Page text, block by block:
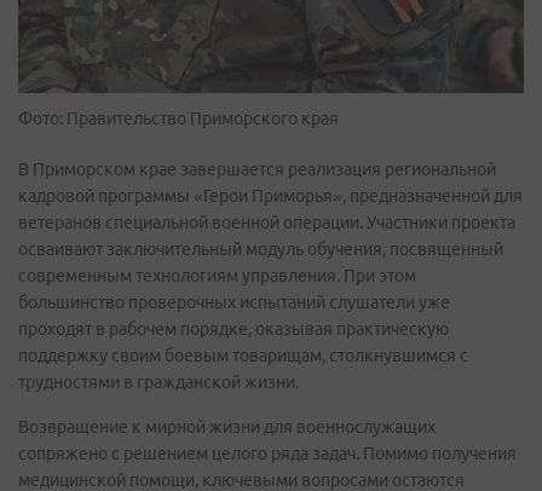
Фото: Правительство Приморского края
В Приморском крае завершается реализация региональной
кадровой программы «Герои Приморья», предназначенной для
ветеранов специальной военной операции. Участники проекта
осваивают заключительный модуль обучения, посвященный
современным технологиям управления. При этом
большинство проверочных испытаний слушатели уже
проходят в рабочем порядке, оказывая практическую
поддержку своим боевым товарищам, столкнувшимся с
трудностями в гражданской жизни.
Возвращение к мирной жизни для военнослужащих
сопряжено с решением целого ряда задач. Помимо получения
медицинской помощи, ключевыми вопросами остаются